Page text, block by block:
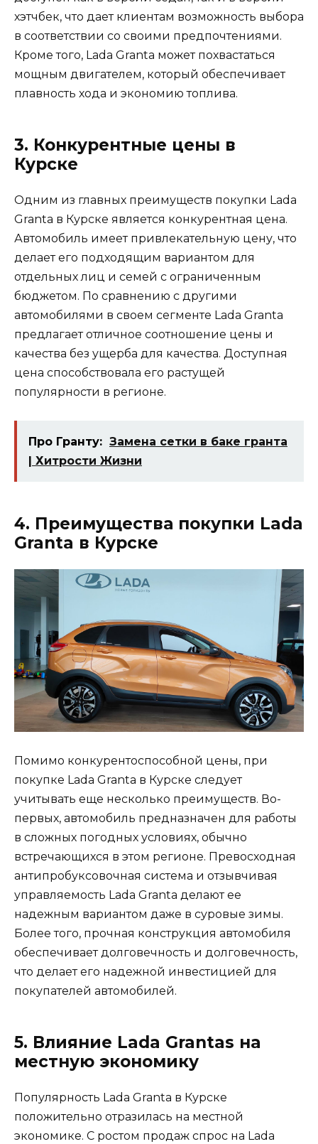
хэтчбек, что дает клиентам возможность выбора
в соответствии со своими предпочтениями.
Кроме того, Lada Granta может похвастаться
мощным двигателем, который обеспечивает
плавность хода и экономию топлива.
3. Конкурентные цены в
Курске
Одним из главных преимуществ покупки Lada
Granta в Курске является конкурентная цена.
Автомобиль имеет привлекательную цену, что
делает его подходящим вариантом для
отдельных лиц и семей с ограниченным
бюджетом. По сравнению с другими
автомобилями в своем сегменте Lada Granta
предлагает отличное соотношение цены и
качества без ущерба для качества. Доступная
цена способствовала его растущей
популярности в регионе.
Про Гранту: Замена сетки в баке гранта
| Хитрости Жизни
4. Преимущества покупки Lada
Granta в Курске
Помимо конкурентоспособной цены, при
покупке Lada Granta в Курске следует
учитывать еще несколько преимуществ. Во-
первых, автомобиль предназначен для работы
в сложных погодных условиях, обычно
встречающихся в этом регионе. Превосходная
антипробуксовочная система и отзывчивая
управляемость Lada Granta делают ее
надежным вариантом даже в суровые зимы.
Более того, прочная конструкция автомобиля
обеспечивает долговечность и долговечность,
что делает его надежной инвестицией для
покупателей автомобилей.
5. Влияние Lada Grantas на
местную экономику
Популярность Lada Granta в Курске
положительно отразилась на местной
экономике. С ростом продаж спрос на Lada